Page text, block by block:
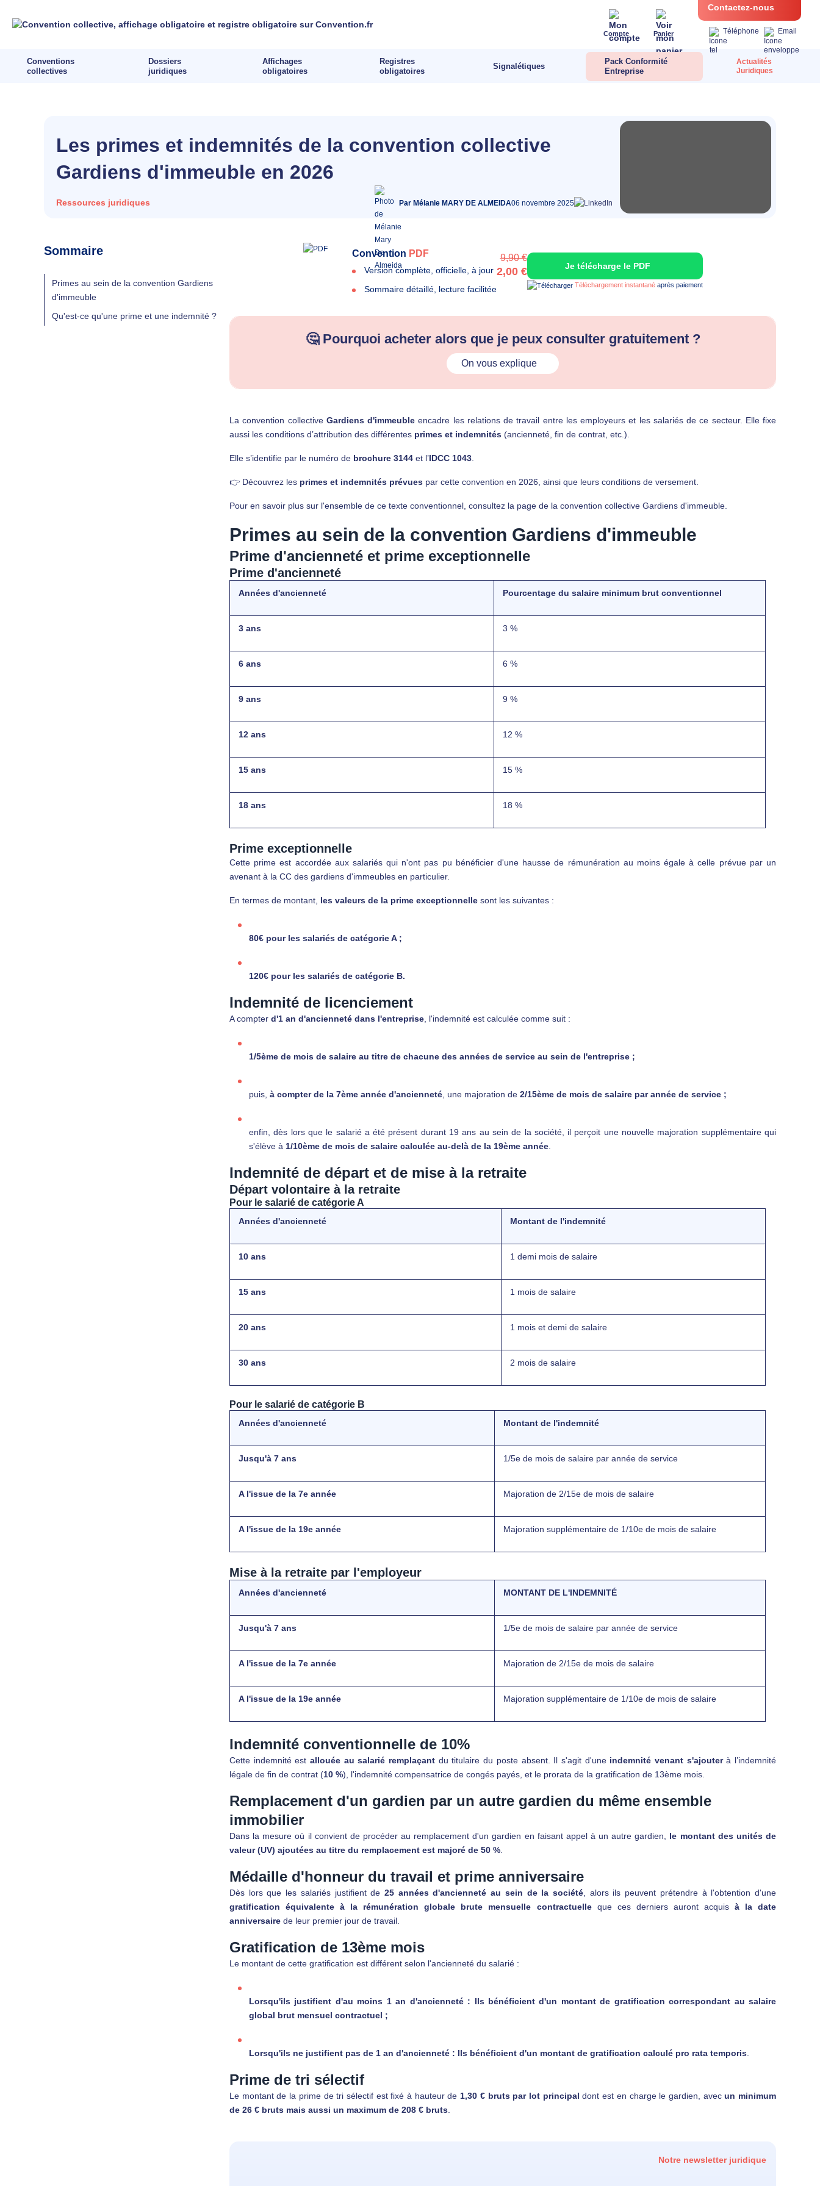
Compte Panier
Contactez-nous
Téléphone Email
Conventions
collectives
Dossiers
juridiques
Affichages
obligatoires
Registres
obligatoires
Signalétiques
Pack Conformité
Entreprise
Actualités
Juridiques
Les primes et indemnités de la convention collective
Gardiens d'immeuble en 2026
Ressources juridiques Par Mélanie MARY DE ALMEIDA06 novembre 2025
Sommaire
Primes au sein de la convention Gardiens
d'immeuble
Qu'est-ce qu'une prime et une indemnité ?
Convention PDF
Version complète, officielle, à jour
Sommaire détaillé, lecture facilitée
9,90 €
2,00 € Je télécharge le PDF
Téléchargement instantanéaprès paiement
🤔 Pourquoi acheter alors que je peux consulter gratuitement ?
On vous explique
La convention collective Gardiens d'immeuble encadre les relations de travail entre les employeurs et les salariés de ce secteur. Elle fixe
aussi les conditions d’attribution des différentes primes et indemnités (ancienneté, fin de contrat, etc.).
Elle s’identifie par le numéro de brochure 3144 et l’IDCC 1043
👉 Découvrez les primes et indemnités prévues par cette convention en 2026 , ainsi que leurs conditions de versement.
Pour en savoir plus sur l'ensemble de ce texte conventionnel, consultez la page de la convention collective Gardiens d'immeuble
Primes au sein de la convention Gardiens d'immeuble
Prime d'ancienneté et prime exceptionnelle
Prime d'ancienneté
Années d'ancienneté Pourcentage du salaire minimum brut conventionnel
3 ans 3 %
6 ans 6 %
9 ans 9 %
12 ans 12 %
15 ans 15 %
18 ans 18 %
Prime exceptionnelle
Cette prime est accordée aux salariés qui n'ont pas pu bénéficier d'une hausse de rémunération au moins égale à celle prévue par un
avenant à la CC des gardiens d'immeubles en particulier.
En termes de montant, les valeurs de la prime exceptionnelle sont les suivantes :
80€ pour les salariés de catégorie A ;
120€ pour les salariés de catégorie B.
Indemnité de licenciement
A compter d'1 an d'ancienneté dans l'entreprise , l'indemnité est calculée comme suit :
1/5ème de mois de salaire au titre de chacune des années de service au sein de l'entreprise ;
puis, à compter de la 7ème année d'ancienneté , une majoration de 2/15ème de mois de salaire par année de service ;
enfin, dès lors que le salarié a été présent durant 19 ans au sein de la société, il perçoit une nouvelle majoration supplémentaire qui
s'élève à 1/10ème de mois de salaire calculée au-delà de la 19ème année
Indemnité de départ et de mise à la retraite
Départ volontaire à la retraite
Pour le salarié de catégorie A
Années d'ancienneté Montant de l'indemnité
10 ans 1 demi mois de salaire
15 ans 1 mois de salaire
20 ans 1 mois et demi de salaire
30 ans 2 mois de salaire
Pour le salarié de catégorie B
Années d'ancienneté Montant de l'indemnité
Jusqu'à 7 ans 1/5e de mois de salaire par année de service
A l'issue de la 7e année Majoration de 2/15e de mois de salaire
A l'issue de la 19e année Majoration supplémentaire de 1/10e de mois de salaire
Mise à la retraite par l'employeur
Années d'ancienneté MONTANT DE L'INDEMNITÉ
Jusqu'à 7 ans 1/5e de mois de salaire par année de service
A l'issue de la 7e année Majoration de 2/15e de mois de salaire
A l'issue de la 19e année Majoration supplémentaire de 1/10e de mois de salaire
Indemnité conventionnelle de 10%
Cette indemnité estallouée au salarié remplaçant du titulaire du poste absent. Il s'agit d'uneindemnité venant s'ajouterà l’indemnité
légale de fin de contrat (10 %), l'indemnité compensatrice de congés payés, et le prorata de la gratification de 13ème mois.
Remplacement d'un gardien par un autre gardien du même ensemble
immobilier
Dans la mesure où il convient de procéder au remplacement d'un gardien en faisant appel à un autre gardien,
le montant des unités de
valeur(UV) ajoutées au titre du remplacement est majoré de 50 %
Médaille d'honneur du travail et prime anniversaire
Dès lors que les salariés justifient de 25 années d'ancienneté au sein de la société , alors ils peuvent prétendre à l'obtention d'une
gratification équivalente à la rémunération globale brute mensuelle contractuelle que ces derniers auront acquisà la date
anniversaire de leur premier jour de travail.
Gratification de 13ème mois
Le montant de cette gratification est différent selon l'ancienneté du salarié :
Lorsqu'ils justifient d'au moins 1 an d'ancienneté : Ils bénéficient d'un montant de gratification correspondant au salaire
global brut mensuel contractuel ;
Lorsqu'ils ne justifient pas de 1 an d'ancienneté : Ils bénéficient d'un montant de gratification calculé pro rata temporis
Prime de tri sélectif
Le montant de la prime de tri sélectif est fixé à hauteur de 1,30 € bruts par lot principal dont est en charge le gardien, avecun minimum
de 26 € bruts mais aussi un maximum de 208 € bruts
Notre newsletter juridique